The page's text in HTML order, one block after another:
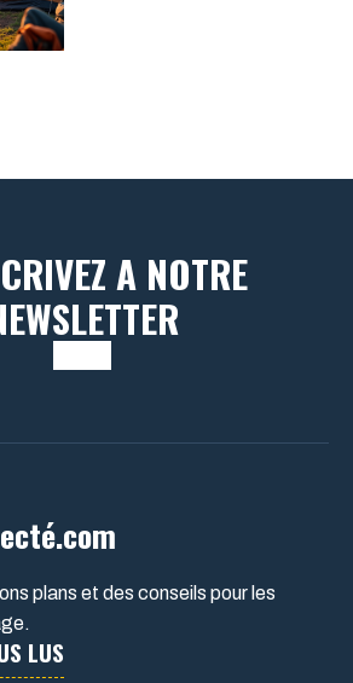
A NOTRE
plans et des conseils pour les
LUS